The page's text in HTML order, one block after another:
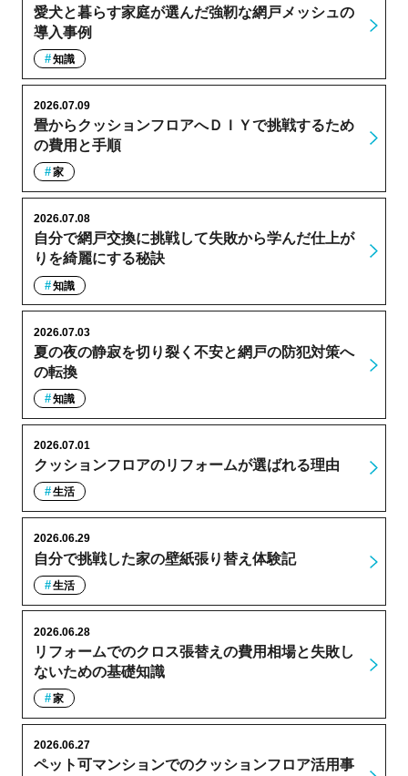
愛犬と暮らす家庭が選んだ強靭な網戸メッシュの
導入事例
知識
畳からクッションフロアへＤＩＹで挑戦するため
の費用と手順
2026.07.09
家
自分で網戸交換に挑戦して失敗から学んだ仕上が
りを綺麗にする秘訣
2026.07.08
知識
夏の夜の静寂を切り裂く不安と網戸の防犯対策へ
の転換
2026.07.03
知識
クッションフロアのリフォームが選ばれる理由
2026.07.01
生活
自分で挑戦した家の壁紙張り替え体験記
2026.06.29
生活
リフォームでのクロス張替えの費用相場と失敗し
ないための基礎知識
2026.06.28
家
ペット可マンションでのクッションフロア活用事
2026.06.27